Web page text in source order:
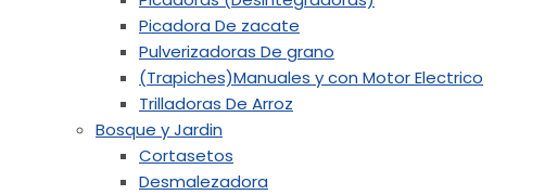
Picadora De zacate
Pulverizadoras De grano
(Trapiches)Manuales y con Motor Electrico
Trilladoras De Arroz
Bosque y Jardin
Cortasetos
Desmalezadora